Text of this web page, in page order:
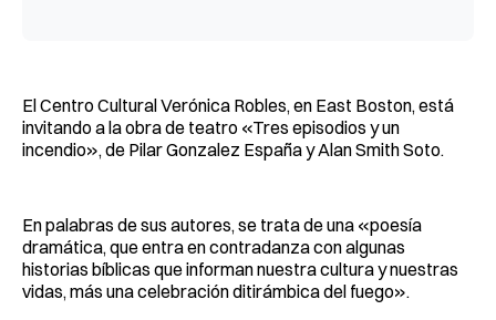
El Centro Cultural Verónica Robles, en East Boston, está
invitando a la obra de teatro «Tres episodios y un
incendio», de Pilar Gonzalez España y Alan Smith Soto.
En palabras de sus autores, se trata de una «poesía
dramática, que entra en contradanza con algunas
historias bíblicas que informan nuestra cultura y nuestras
vidas, más una celebración ditirámbica del fuego».